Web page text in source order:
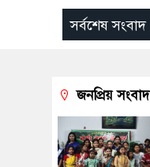
সর্বশেষ সংবাদ
জনপ্রিয় সংবাদ